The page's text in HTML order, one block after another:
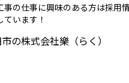
の仕事に興味のある方は採用
います！
の株式会社樂（らく）